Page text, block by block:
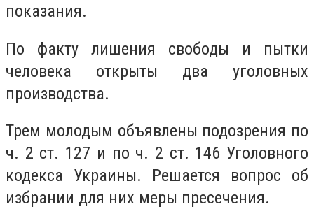
показания.
По факту лишения свободы и пытки
человека открыты два уголовных
производства.
Трем молодым объявлены подозрения по
ч. 2 ст. 127 и по ч. 2 ст. 146 Уголовного
кодекса Украины. Решается вопрос об
избрании для них меры пресечения.